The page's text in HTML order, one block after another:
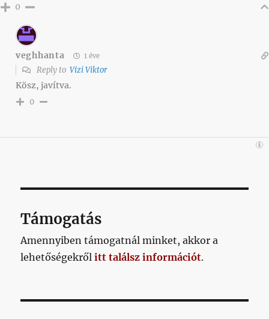
0
veghhanta 1 éve
Reply to Vizi Viktor
Kösz, javítva.
0
Támogatás
Amennyiben támogatnál minket, akkor a
lehetőségekrőlitt találsz információt.